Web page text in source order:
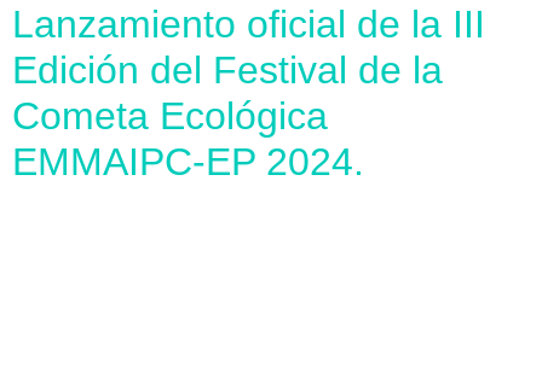
Lanzamiento oficial de la III
Edición del Festival de la
Cometa Ecológica
EMMAIPC-EP 2024.